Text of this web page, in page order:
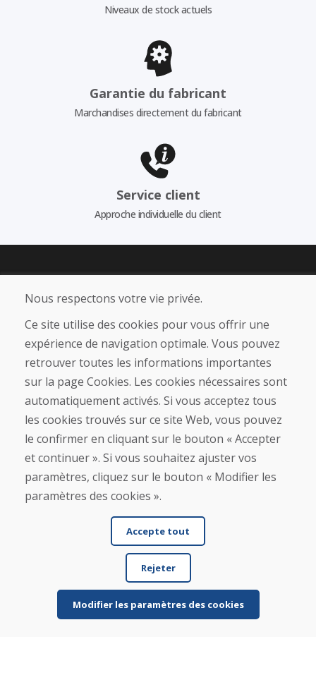
Niveaux de stock actuels
Garantie du fabricant
Marchandises directement du fabricant
Service client
Approche individuelle du client
Company ID: 50 223 267
VAT ID: SK2120220344
Ligne d'information
info@domivosport.fr
À propos de nous
Blog
À propos de nous
Contact
Boutique en ligne
Expédition et paiement
Nous respectons votre vie privée.
Ce site utilise des cookies pour vous offrir une
expérience de navigation optimale. Vous pouvez
retrouver toutes les informations importantes
sur la page Cookies. Les cookies nécessaires sont
automatiquement activés. Si vous acceptez tous
les cookies trouvés sur ce site Web, vous pouvez
le confirmer en cliquant sur le bouton « Accepter
et continuer ». Si vous souhaitez ajuster vos
paramètres, cliquez sur le bouton « Modifier les
paramètres des cookies ».
Accepte tout
Rejeter
Modifier les paramètres des cookies